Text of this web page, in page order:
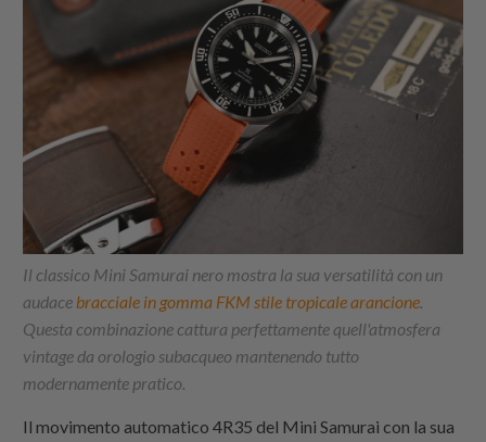
Il classico Mini Samurai nero mostra la sua versatilità con un
audace bracciale in gomma FKM stile tropicale arancione.
Questa combinazione cattura perfettamente quell'atmosfera
vintage da orologio subacqueo mantenendo tutto
modernamente pratico.
Il movimento automatico 4R35 del Mini Samurai con la sua